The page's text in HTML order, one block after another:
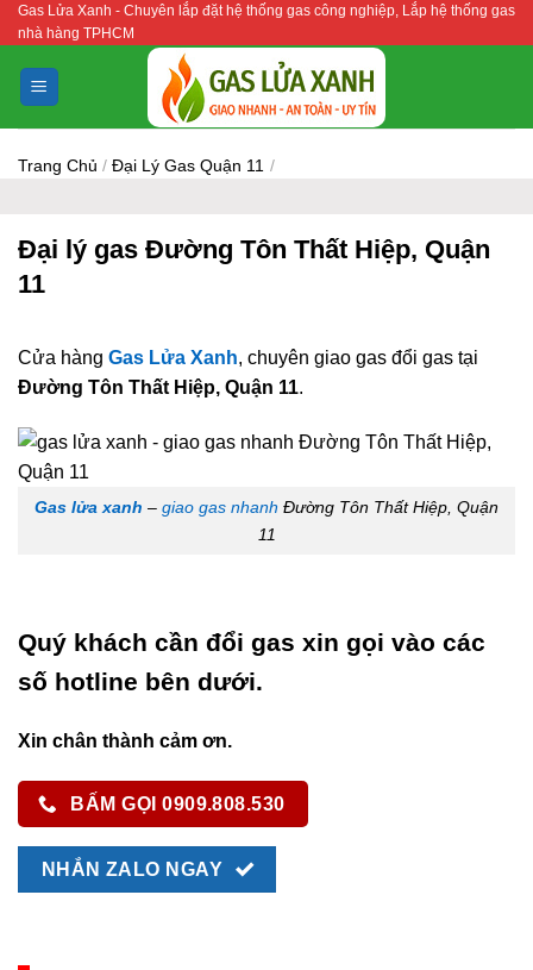
Bỏ
qua
nội
dung
Gas Lửa Xanh - Chuyên lắp đặt hệ thống gas công nghiệp, Lắp hệ thống gas
nhà hàng TPHCM
Trang Chủ / Đại Lý Gas Quận 11 /
Đại lý gas Đường Tôn Thất Hiệp, Quận
11
Cửa hàng Gas Lửa Xanh, chuyên giao gas đổi gas tại
Đường Tôn Thất Hiệp, Quận 11.
Gas lửa xanh – giao gas nhanh Đường Tôn Thất Hiệp, Quận
11
Quý khách cần đổi gas xin gọi vào các
số hotline bên dưới.
Xin chân thành cảm ơn.
BẤM GỌI 0909.808.530
NHẮN ZALO NGAY